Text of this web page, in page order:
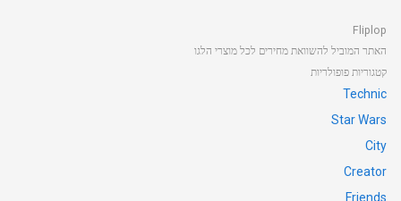
Fliplop
האתר המוביל להשוואת מחירים לכל מוצרי הלגו
קטגוריות פופולריות
Technic
Star Wars
City
Creator
Friends